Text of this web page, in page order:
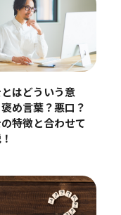
はどういう意
め言葉？悪口？
特徴と合わせて